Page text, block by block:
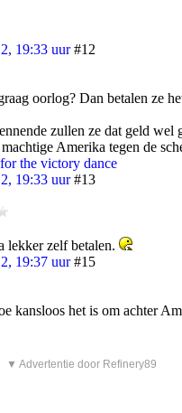
19:33 uur #12
oorlog? Dan betalen ze
zullen ze dat geld wel
Amerika tegen de
the victory dance
19:33 uur #13
lekker zelf betalen.
19:37 uur #15
kansloos het is om achter
▼ Advertentie door Refinery89